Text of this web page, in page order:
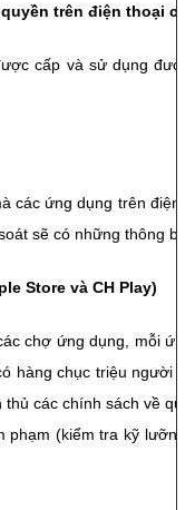
trên điện thoại
cấp và sử dụng
các ứng dụng trên điện
sẽ có những thông
Store và CH Play)
chợ ứng dụng, mỗi
hàng chục triệu người
các chính sách về
phạm (kiểm tra kỹ